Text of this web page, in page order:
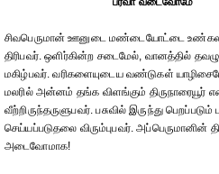
சிவபெருமான் ஊனுடை மண்டையோட்டை
திரிபவர். ஒளிர்கின்ற சடைமேல், வானத்தில்
மகிழ்பவர். வரிகளையுடைய வண்டுகள்
மலரில் அன்னம் தங்க விளங்கும் திருநாரையூர்
வீற்றிருந்தருளுபவர். பசுவில் இருந்து
செய்யப்படுதலை விரும்புபவர். அப்பெருமானின்
அடைவோமாக!